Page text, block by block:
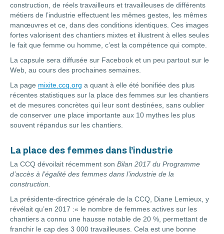
construction, de réels travailleurs et travailleuses de différents
métiers de l’industrie effectuent les mêmes gestes, les mêmes
manœuvres et ce, dans des conditions identiques. Ces images
fortes valorisent des chantiers mixtes et illustrent à elles seules
le fait que femme ou homme, c’est la compétence qui compte.
La capsule sera diffusée sur Facebook et un peu partout sur le
Web, au cours des prochaines semaines.
La page mixite.ccq.org a quant à elle été bonifiée des plus
récentes statistiques sur la place des femmes sur les chantiers
et de mesures concrètes qui leur sont destinées, sans oublier
de conserver une place importante aux 10 mythes les plus
souvent répandus sur les chantiers.
La place des femmes dans l’industrie
La CCQ dévoilait récemment son Bilan 2017 du Programme
d’accès à l’égalité des femmes dans l’industrie de la
construction.
La présidente-directrice générale de la CCQ, Diane Lemieux, y
révélait qu’en 2017 :« le nombre de femmes actives sur les
chantiers a connu une hausse notable de 20 %, permettant de
franchir le cap des 3 000 travailleuses. Cela est une bonne